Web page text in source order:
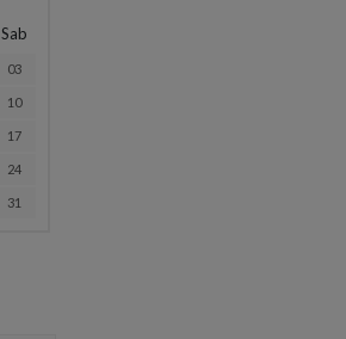
Sab
03
10
17
24
31